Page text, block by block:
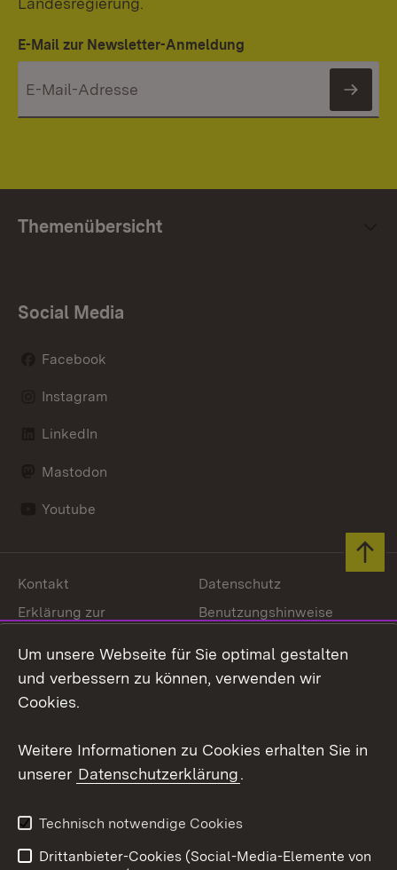
E-Mail zur Newsletter-Anmeldung
Themenübersicht
Social Media
Facebook
Instagram
LinkedIn
Mastodon
Youtube
Link zum Landesportal
Kontakt
Datenschutz
Erklärung zur
Benutzungshinweise
Impressum Cookies
Um unsere Webseite für Sie optimal gestalten
und verbessern zu können, verwenden wir
Cookies.
Weitere Informationen zu Cookies erhalten Sie in
unserer Datenschutzerklärung.
Technisch notwendige Cookies
Drittanbieter-Cookies (Social-Media-Elemente von